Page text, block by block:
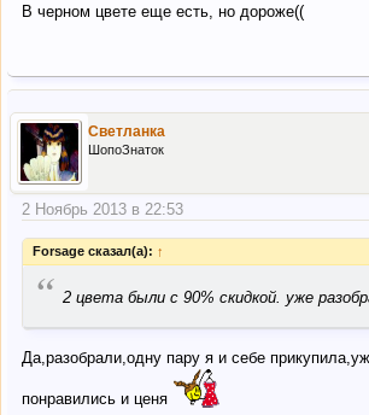
В черном цвете еще есть, но дороже((
Светланка
ШопоЗнаток
2 Ноябрь 2013 в 22:53
Forsage сказал(а): ↑
“ 2 цвета были с 90% скидкой. уже
Да,разобрали,одну пару я и себе
понравились и ценя